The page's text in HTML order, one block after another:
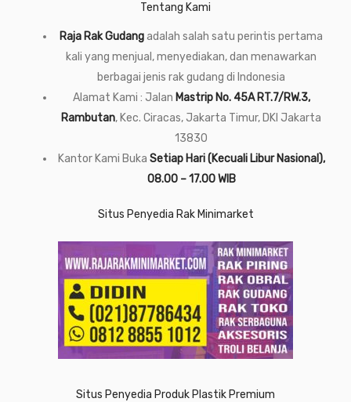
Tentang Kami
Raja Rak Gudangadalah salah satu perintis pertama
kali yang menjual, menyediakan, dan menawarkan
berbagai jenis rak gudang di Indonesia
Alamat Kami : Jalan Mastrip No. 45A RT.7/RW.3,
Rambutan, Kec. Ciracas, Jakarta Timur, DKI Jakarta
13830
Kantor Kami Buka Setiap Hari (Kecuali Libur Nasional),
08.00 – 17.00 WIB
Situs Penyedia Rak Minimarket
Situs Penyedia Produk Plastik Premium